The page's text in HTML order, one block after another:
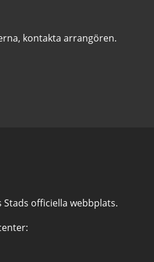
kontakta arrangören.
officiella webbplats.